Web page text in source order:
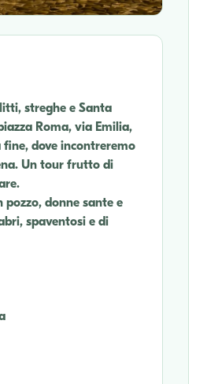
streghe e Santa
Roma, via Emilia,
dove incontreremo
Un tour frutto di
donne sante e
spaventosi e di